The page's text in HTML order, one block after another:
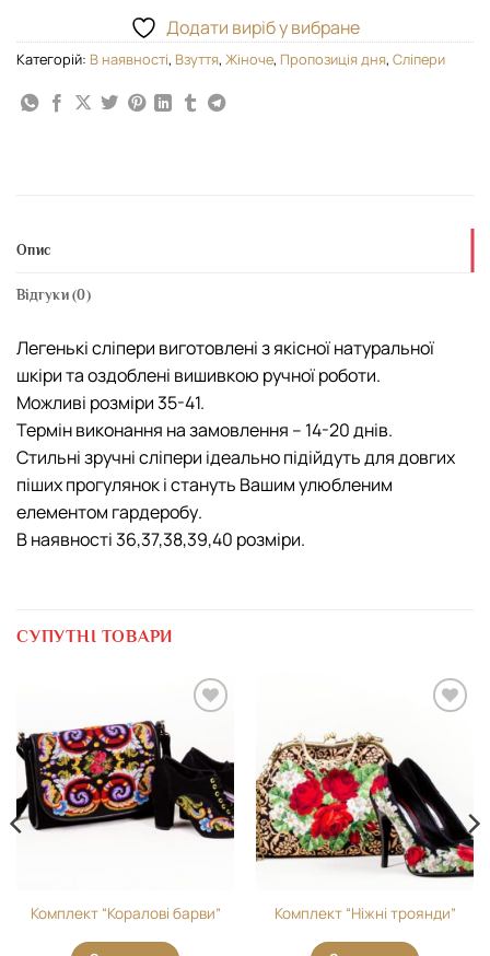
Додати виріб у вибране
Категорій: В наявності, Взуття, Жіноче, Пропозиція дня, Сліпери
Опис
Відгуки (0)
Легенькі сліпери виготовлені з якісної натуральної
шкіри та оздоблені вишивкою ручної роботи.
Можливі розміри 35-41.
Термін виконання на замовлення – 14-20 днів.
Стильні зручні сліпери ідеально підійдуть для довгих
піших прогулянок і стануть Вашим улюбленим
елементом гардеробу.
В наявності 36,37,38,39,40 розміри.
СУПУТНІ ТОВАРИ
вибране
Комплект “Коралові барви”
вибране
Комплект “Ніжні троянди”